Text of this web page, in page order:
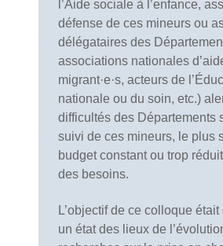
l’Aide sociale à l’enfance,
défense de ces mineurs ou
délégataires des
associations nationales
migrant·e·s, acteurs de
nationale ou du soin, etc.)
difficultés des Départements
suivi de ces mineurs, le plus
budget constant ou trop
des besoins.
L’objectif de ce colloque
un état des lieux de